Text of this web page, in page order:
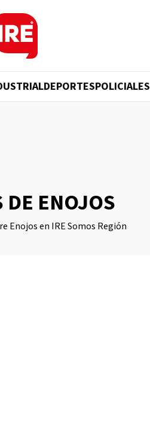
DEPORTESPOLICIALES
ENOJOS
Enojos en IRE Somos Región